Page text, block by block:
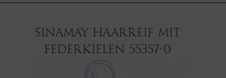
Sinamay Haarreif mit
Federkielen 55357-0